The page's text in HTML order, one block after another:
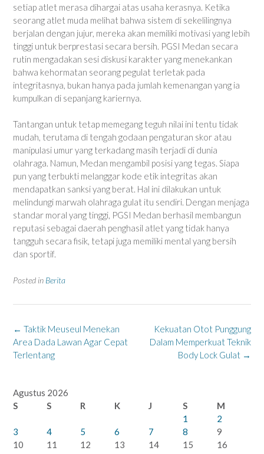
setiap atlet merasa dihargai atas usaha kerasnya. Ketika
seorang atlet muda melihat bahwa sistem di sekelilingnya
berjalan dengan jujur, mereka akan memiliki motivasi yang lebih
tinggi untuk berprestasi secara bersih. PGSI Medan secara
rutin mengadakan sesi diskusi karakter yang menekankan
bahwa kehormatan seorang pegulat terletak pada
integritasnya, bukan hanya pada jumlah kemenangan yang ia
kumpulkan di sepanjang kariernya.
Tantangan untuk tetap memegang teguh nilai ini tentu tidak
mudah, terutama di tengah godaan pengaturan skor atau
manipulasi umur yang terkadang masih terjadi di dunia
olahraga. Namun, Medan mengambil posisi yang tegas. Siapa
pun yang terbukti melanggar kode etik integritas akan
mendapatkan sanksi yang berat. Hal ini dilakukan untuk
melindungi marwah olahraga gulat itu sendiri. Dengan menjaga
standar moral yang tinggi, PGSI Medan berhasil membangun
reputasi sebagai daerah penghasil atlet yang tidak hanya
tangguh secara fisik, tetapi juga memiliki mental yang bersih
dan sportif.
Posted in Berita
Post
navigation
Kekuatan Otot Punggung
Dalam Memperkuat Teknik
Body Lock Gulat →
← Taktik Meuseul Menekan
Area Dada Lawan Agar Cepat
Terlentang
Agustus 2026
S
S R K J S
M
1
2
3
4 5 6 7 8
9
10
11 12 13 14 15
16